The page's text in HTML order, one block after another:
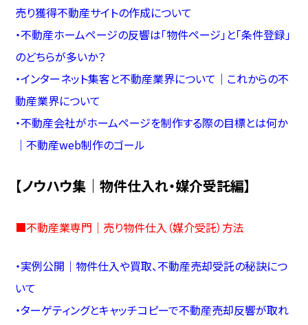
売り獲得不動産サイトの作成について
・不動産ホームページの反響は「物件ページ」と「条件登録」
のどちらが多いか？
・インターネット集客と不動産業界について｜これからの不
動産業界について
・不動産会社がホームページを制作する際の目標とは何か
｜不動産web制作のゴール
【ノウハウ集｜物件仕入れ・媒介受託編】
■不動産業専門｜売り物件仕入（媒介受託）方法
・実例公開｜物件仕入や買取、不動産売却受託の秘訣につ
いて
・ターゲティングとキャッチコピーで不動産売却反響が取れ